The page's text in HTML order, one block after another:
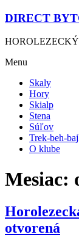
DIRECT
Menu
Skaly
Hory
Skialp
Stena
Súľov
Trek-beh-
O klube
Mesiac:
otvorená